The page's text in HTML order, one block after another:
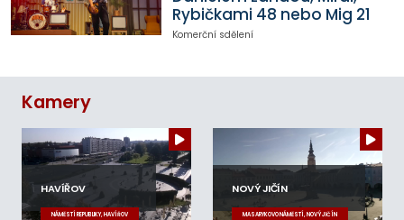
Rybičkami 48 nebo Mig 21
Komerční sdělení
Kamery
HAVÍŘOV
NÁMĚSTÍ REPUBLIKY, HAVÍŘOV
NOVÝ JIČÍN
MASARYKOVO NÁMĚSTÍ, NOVÝ JIČÍN